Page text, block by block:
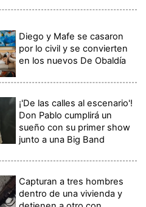
Diego y Mafe se casaron
por lo civil y se convierten
en los nuevos De Obaldía
¡'De las calles al escenario'!
Don Pablo cumplirá un
sueño con su primer show
junto a una Big Band
Capturan a tres hombres
dentro de una vivienda y